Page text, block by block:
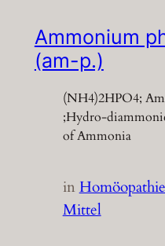
Ammonium
(am-p.)
(NH4)2HPO4;
;Hydro-
of Ammonia
inHomöopathie
Mittel